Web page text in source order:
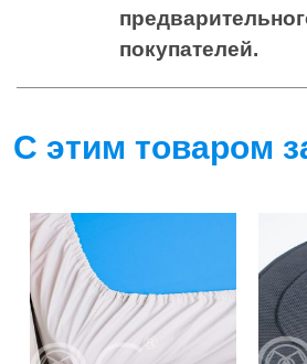
покупателей.
С этим товаром